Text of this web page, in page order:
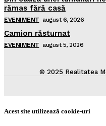
rămas fără casă
EVENIMENT august 6, 2026
Camion răsturnat
EVENIMENT august 5, 2026
© 2025 Realitatea
Acest site utilizează cookie-uri